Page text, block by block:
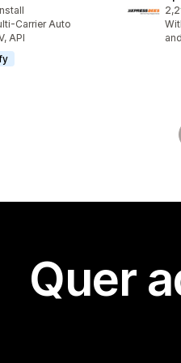
Carrier Auto
API
2,2
10
Quer